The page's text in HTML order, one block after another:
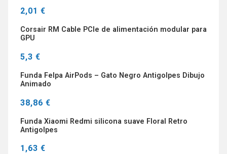
2,01 €
Corsair RM Cable PCIe de alimentación modular para
GPU
5,3 €
Funda Felpa AirPods – Gato Negro Antigolpes Dibujo
Animado
38,86 €
Funda Xiaomi Redmi silicona suave Floral Retro
Antigolpes
1,63 €